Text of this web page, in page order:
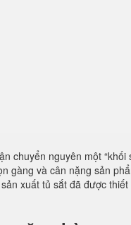
chuyển nguyên một
gàng và cân nặng sản
xuất tủ sắt đã được